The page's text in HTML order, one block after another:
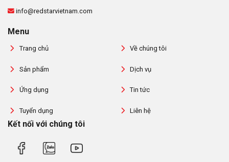
info@redstarvietnam.com
Menu
Trang chủ Về chúng tôi
Sản phẩm Dịch vụ
Ứng dụng Tin tức
Tuyển dụng Liên hệ
Kết nối với chúng tôi